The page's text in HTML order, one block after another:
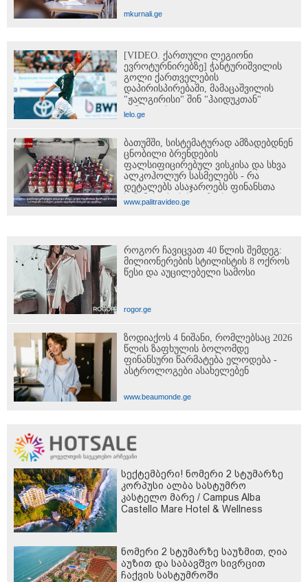
mkurnali.ge
[VIDEO. ქართული ლეგიონი
ევროტურნირებზე] ჭანტურიშვილის
გოლი ქართველების
დაპირისპირებაში, მამაცაშვილის
"ჟალგირისი" შინ "ჰაიდუკთან"
განადგურდა...
lelo.ge
ბათუმში, სისტემატურად ამზადებდნენ
ცნობილი ბრენდების
ფალსიფიცირებულ ვისკისა და სხვა
ალკოჰოლურ სასმელებს - რა
დეტალებს ასაჯაროებს ფინანსთა
სამინისტროს საგამოძიებო
სამსახური?
www.palitravideo.ge
როგორ ჩავიცვათ 40 წლის შემდეგ:
მილიონერების სტილისტის 8 ოქროს
წესი და აუცილებელი სამოსი
rogor.ge
ზოდიაქოს 4 ნიშანი, რომლებსაც 2026
წლის ზაფხულის ბოლომდე
ფინანსური წარმატება ელოდება -
ასტროლოგები ასახელებენ
www.beaumonde.ge
სექტემბერი! ნომერი 2 სტუმარზე
კორპუსი ალბა სასტუმრო
კასტელო მარე / Campus Alba
Castello Mare Hotel & Wellness
ნომერი 2 სტუმარზე საუზმით, ღია
აუზით და საბავშვო სივრცით
ჩაქვის სასტუმროში